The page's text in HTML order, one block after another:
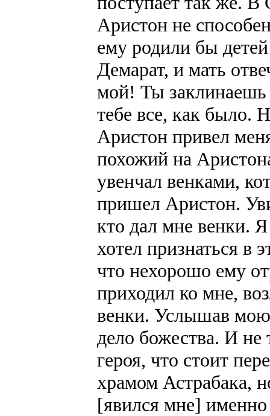
Аристон не
ему родили бы
Демарат, и мать
мой! Ты заклинаешь
тебе все, как было.
Аристон привел
похожий на
увенчал венками,
пришел Аристон.
кто дал мне венки.
хотел признаться в
что нехорошо ему
приходил ко мне,
венки. Услышав
дело божества. И не
героя, что стоит
храмом Астрабака,
[явился мне]